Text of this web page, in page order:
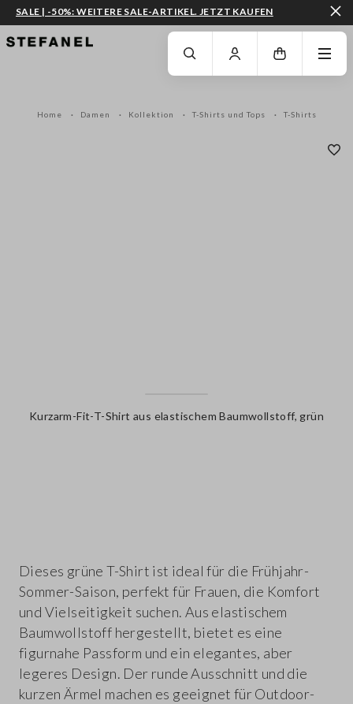
ZUM HAUPTINHALT SPRINGEN GEHEN SIE ZUM ENDE DER SEITE
SALE | -50%: WEITERE SALE-ARTIKEL. JETZT KAUFEN
Home Damen Kollektion T-Shirts und Tops T-Shirts
Kurzarm-Fit-T-Shirt aus elastischem Baumwollstoff, grün
Dieses grüne T-Shirt ist ideal für die Frühjahr-
Sommer-Saison, perfekt für Frauen, die Komfort
und Vielseitigkeit suchen. Aus elastischem
Baumwollstoff hergestellt, bietet es eine
figurnahe Passform und ein elegantes, aber
legeres Design. Der runde Ausschnitt und die
kurzen Ärmel machen es geeignet für Outdoor-